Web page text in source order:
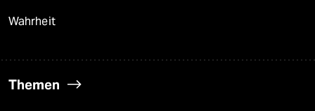
Wahrheit
Themen